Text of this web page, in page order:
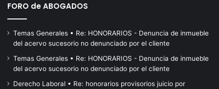
FORO de ABOGADOS
Temas Generales • Re: HONORARIOS - Denuncia de inmueble
del acervo sucesorio no denunciado por el cliente
Temas Generales • Re: HONORARIOS - Denuncia de inmueble
del acervo sucesorio no denunciado por el cliente
Derecho Laboral • Re: honorarios provisorios juicio por